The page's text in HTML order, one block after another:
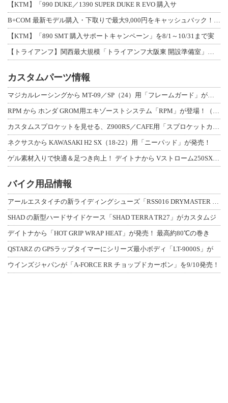
【KTM】「990 DUKE／1390 SUPER DUKE R EVO 購入サ
B+COM 最新モデル購入・下取りで最大9,000円をキャッシュバック！「B+F
【KTM】「890 SMT 購入サポートキャンペーン」を8/1～10/31まで実
【トライアンフ】関西最大規模「トライアンフ大阪東 開設準備室」がオープン！ 限定
カスタムパーツ情報
マジカルレーシングから MT-09／SP（24）用「フレームガード」が登場！
RPM から ホンダ GROM用エキゾーストシステム「RPM」が登場！（動画あり
カスタムスプロケットを見せる、Z900RS／CAFE用「スプロケットカバーフルキ
ネクサスから KAWASAKI H2 SX（18-22）用「ニーパッド」が発売！
ゲル素材入りで快適＆足つき向上！ デイトナから Vストローム250SX用「快適ロ
バイク用品情報
アールエスタイチの新ライディングシューズ「RSS016 DRYMASTER スト
SHAD の新型ハードサイドケース「SHAD TERRA TR27」がカスタムジ
デイトナから「HOT GRIP WRAP HEAT」が発売！ 最高約80℃の巻き
QSTARZ の GPSラップタイマーにシリーズ最小ボディ「LT-9000S」が
ウインズジャパンが「A-FORCE RR チョップドカーボン」を9/10発売！